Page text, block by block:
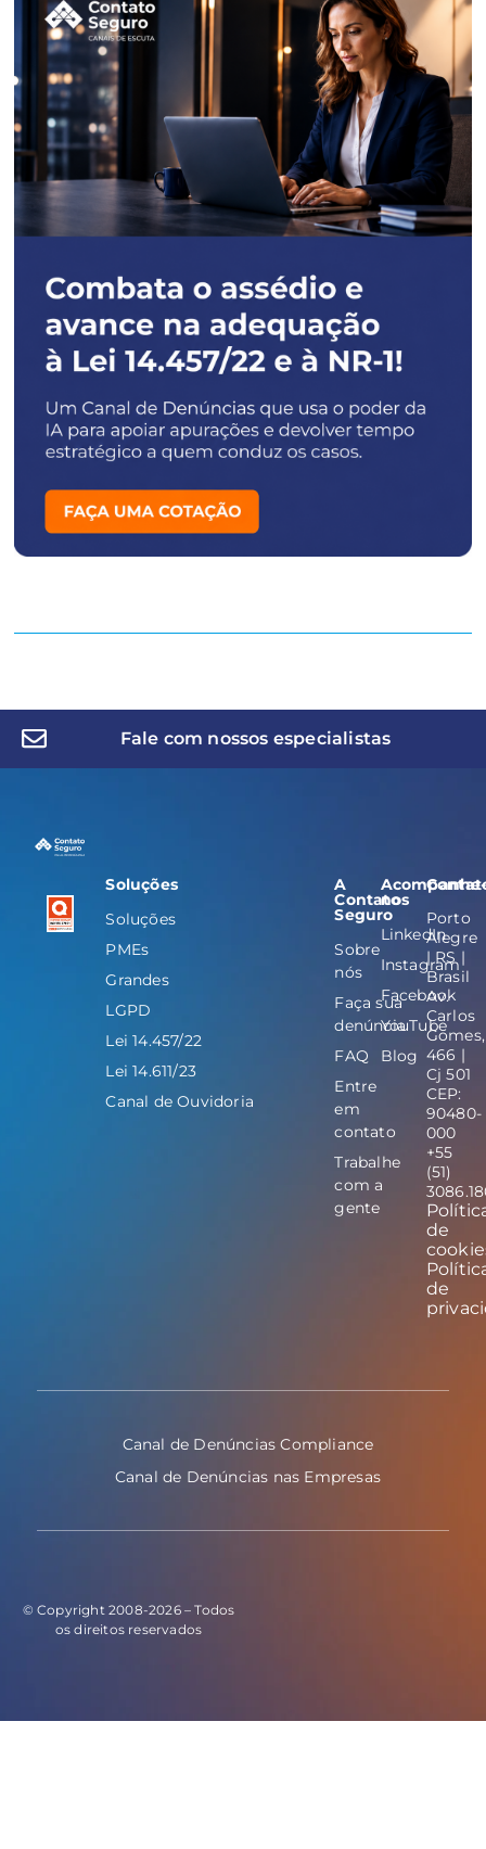
Fale com nossos especialistas
Soluções
Soluções
PMEs
Grandes
LGPD
Lei 14.457/22
Lei 14.611/23
Canal de Ouvidoria
A
Contato
Seguro
Sobre
nós
Faça sua
denúncia
FAQ
Entre
em
contato
Trabalhe
com a
gente
Acompanhe-
nos
LinkedIn
Instagram
Facebook
YouTube
Blog
Porto
Alegre
| RS |
Brasil
Av.
Carlos
Gomes,
466 |
Cj 501
CEP:
90480-
000
+55
(51)
de
de
Canal de Denúncias Compliance
Canal de Denúncias nas Empresas
© Copyright 2008-2026 – Todos
os direitos reservados